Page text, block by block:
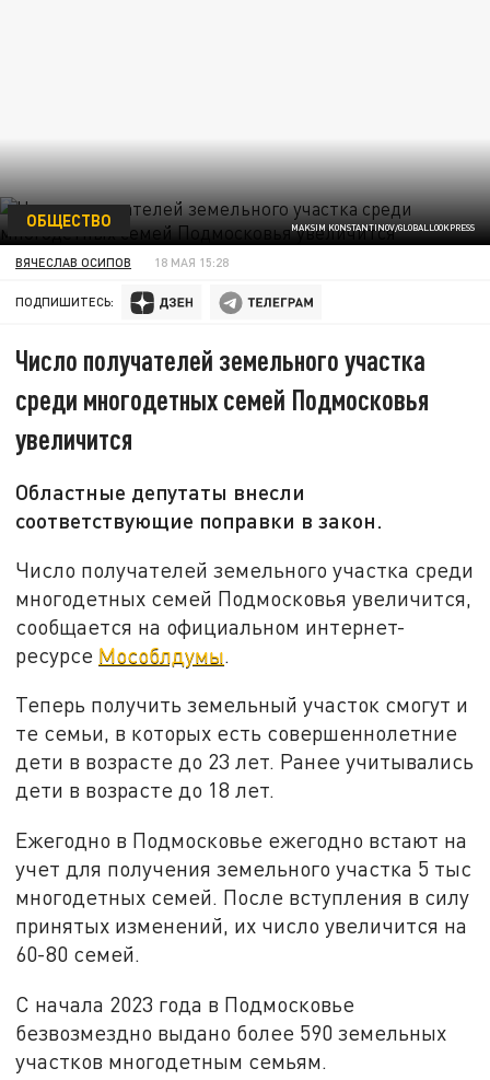
MAKSIM KONSTANTINOV/GLOBALLOOKPRESS
ОБЩЕСТВО
ВЯЧЕСЛАВ ОСИПОВ 18 МАЯ 15:28
ПОДПИШИТЕСЬ:
Число получателей земельного участка
среди многодетных семей Подмосковья
увеличится
Областные депутаты внесли
соответствующие поправки в закон.
Число получателей земельного участка среди
многодетных семей Подмосковья увеличится,
сообщается на официальном интернет-
ресурсе Мособлдумы.
Теперь получить земельный участок смогут и
те семьи, в которых есть совершеннолетние
дети в возрасте до 23 лет. Ранее учитывались
дети в возрасте до 18 лет.
Ежегодно в Подмосковье ежегодно встают на
учет для получения земельного участка 5 тыс
многодетных семей. После вступления в силу
принятых изменений, их число увеличится на
60-80 семей.
С начала 2023 года в Подмосковье
безвозмездно выдано более 590 земельных
участков многодетным семьям.